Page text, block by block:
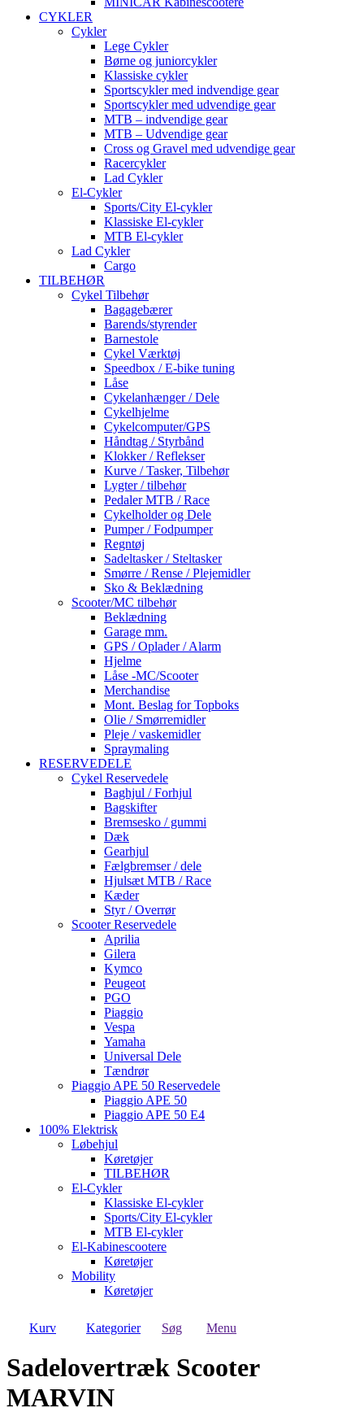
CYKLER
Cykler
Lege Cykler
Børne og juniorcykler
Klassiske cykler
Sportscykler med indvendige gear
Sportscykler med udvendige gear
MTB – indvendige gear
MTB – Udvendige gear
Cross og Gravel med udvendige gear
Racercykler
Lad Cykler
El-Cykler
Sports/City El-cykler
Klassiske El-cykler
MTB El-cykler
Lad Cykler
Cargo
TILBEHØR
Cykel Tilbehør
Bagagebærer
Barends/styrender
Barnestole
Cykel Værktøj
Speedbox / E-bike tuning
Låse
Cykelanhænger / Dele
Cykelhjelme
Cykelcomputer/GPS
Håndtag / Styrbånd
Klokker / Reflekser
Kurve / Tasker, Tilbehør
Lygter / tilbehør
Pedaler MTB / Race
Cykelholder og Dele
Pumper / Fodpumper
Regntøj
Sadeltasker / Steltasker
Smørre / Rense / Plejemidler
Sko & Beklædning
Scooter/MC tilbehør
Beklædning
Garage mm.
GPS / Oplader / Alarm
Hjelme
Låse -MC/Scooter
Merchandise
Mont. Beslag for Topboks
Olie / Smørremidler
Pleje / vaskemidler
Spraymaling
RESERVEDELE
Cykel Reservedele
Baghjul / Forhjul
Bagskifter
Bremsesko / gummi
Dæk
Gearhjul
Fælgbremser / dele
Hjulsæt MTB / Race
Kæder
Styr / Overrør
Scooter Reservedele
Aprilia
Gilera
Kymco
Peugeot
PGO
Piaggio
Vespa
Yamaha
Universal Dele
Tændrør
Piaggio APE 50 Reservedele
Piaggio APE 50
Piaggio APE 50 E4
100% Elektrisk
Løbehjul
Køretøjer
TILBEHØR
El-Cykler
Klassiske El-cykler
Sports/City El-cykler
MTB El-cykler
El-Kabinescootere
Køretøjer
Mobility
Køretøjer
Kurv Kategorier Søg Menu
Sadelovertræk Scooter
MARVIN